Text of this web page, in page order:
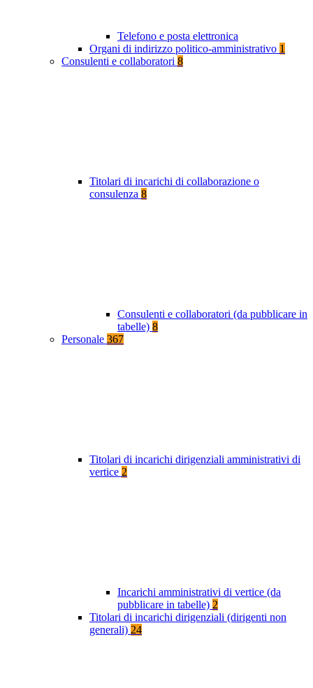
Telefono e posta elettronica
Organi di indirizzo politico-amministrativo 1
Consulenti e collaboratori 8
Titolari di incarichi di collaborazione o
consulenza 8
Consulenti e collaboratori (da pubblicare in
tabelle) 8
Personale 367
Titolari di incarichi dirigenziali amministrativi di
vertice 2
Incarichi amministrativi di vertice (da
pubblicare in tabelle) 2
Titolari di incarichi dirigenziali (dirigenti non
generali) 24